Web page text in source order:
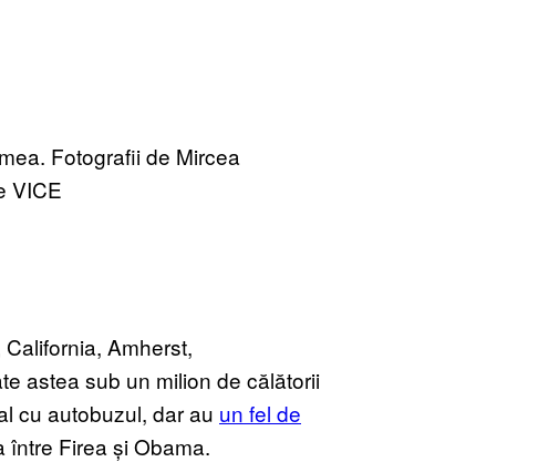
Fotografii de Mircea
VICE
Amherst,
astea sub un milion de călătorii
cu autobuzul, dar au un fel de
între Firea și Obama.